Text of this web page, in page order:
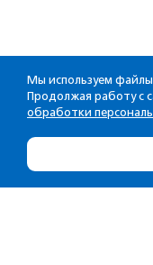
Мы используем
Продолжая работу с
обработки